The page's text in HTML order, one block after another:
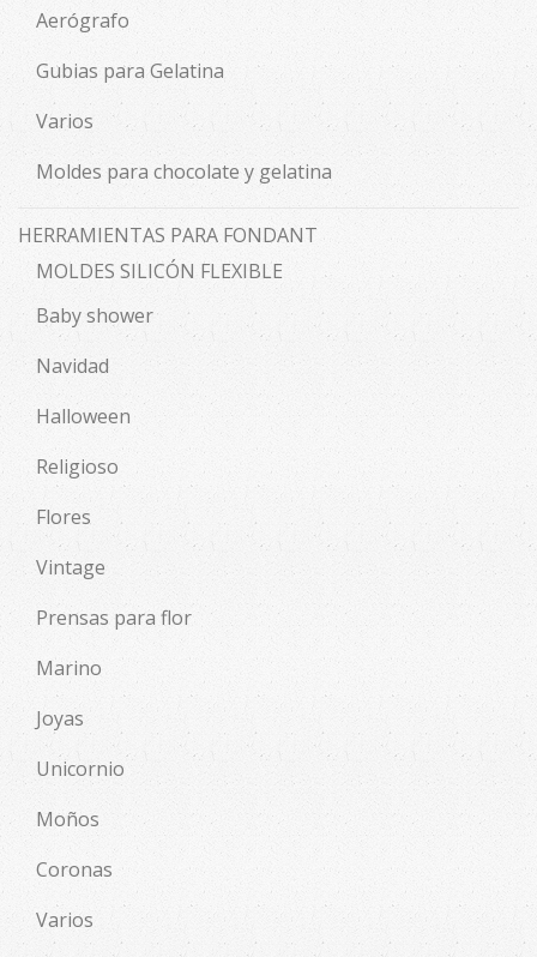
Aerógrafo
Gubias para Gelatina
Varios
Moldes para chocolate y gelatina
HERRAMIENTAS PARA FONDANT
MOLDES SILICÓN FLEXIBLE
Baby shower
Navidad
Halloween
Religioso
Flores
Vintage
Prensas para flor
Marino
Joyas
Unicornio
Moños
Coronas
Varios